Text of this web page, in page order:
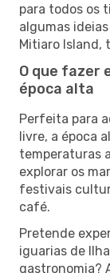
para todos os
algumas
Mitiaro Island,
O que fazer
época alta
Perfeita para
livre, a época
temperaturas
explorar os
festivais
café.
Pretende
iguarias de
gastronomia?